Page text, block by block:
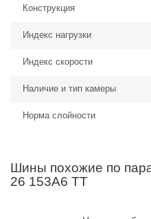
Конструкция
Индекс нагрузки
Индекс скорости
Наличие и тип камеры
Норма слойности
Шины похожие по
26 153A6 TT